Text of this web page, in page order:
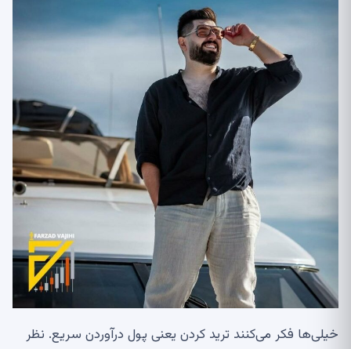
خیلی‌ها فکر می‌کنند ترید کردن یعنی پول درآوردن سریع. نظر